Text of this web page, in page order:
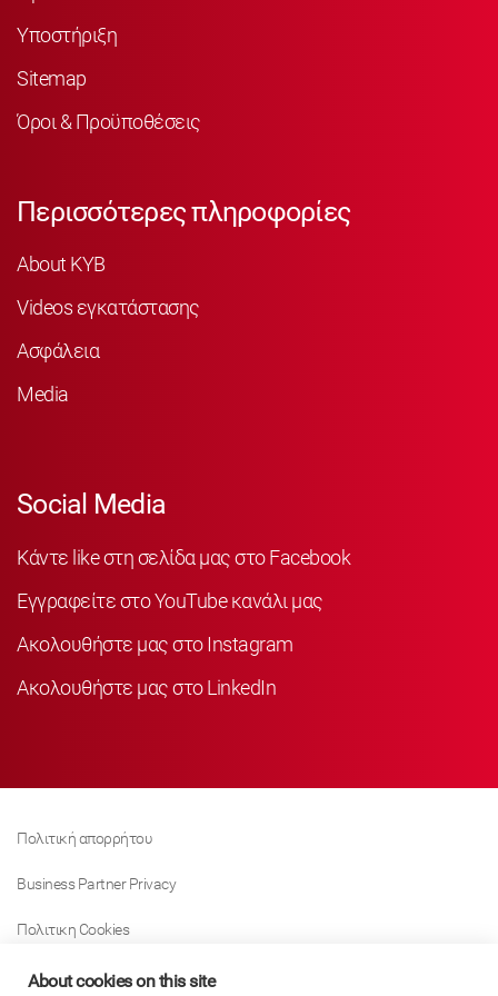
Υποστήριξη
Sitemap
Όροι & Προϋποθέσεις
Περισσότερες πληροφορίες
About KYB
Videos εγκατάστασης
Ασφάλεια
Media
Social Media
Κάντε like στη σελίδα μας στο Facebook
Εγγραφείτε στο YouTube κανάλι μας
Ακολουθήστε μας στο Instagram
Ακολουθήστε μας στο LinkedIn
Πολιτική απορρήτου
Business Partner Privacy
Πολιτικη Cookies
Modern Slavery Act Policy
About cookies on this site